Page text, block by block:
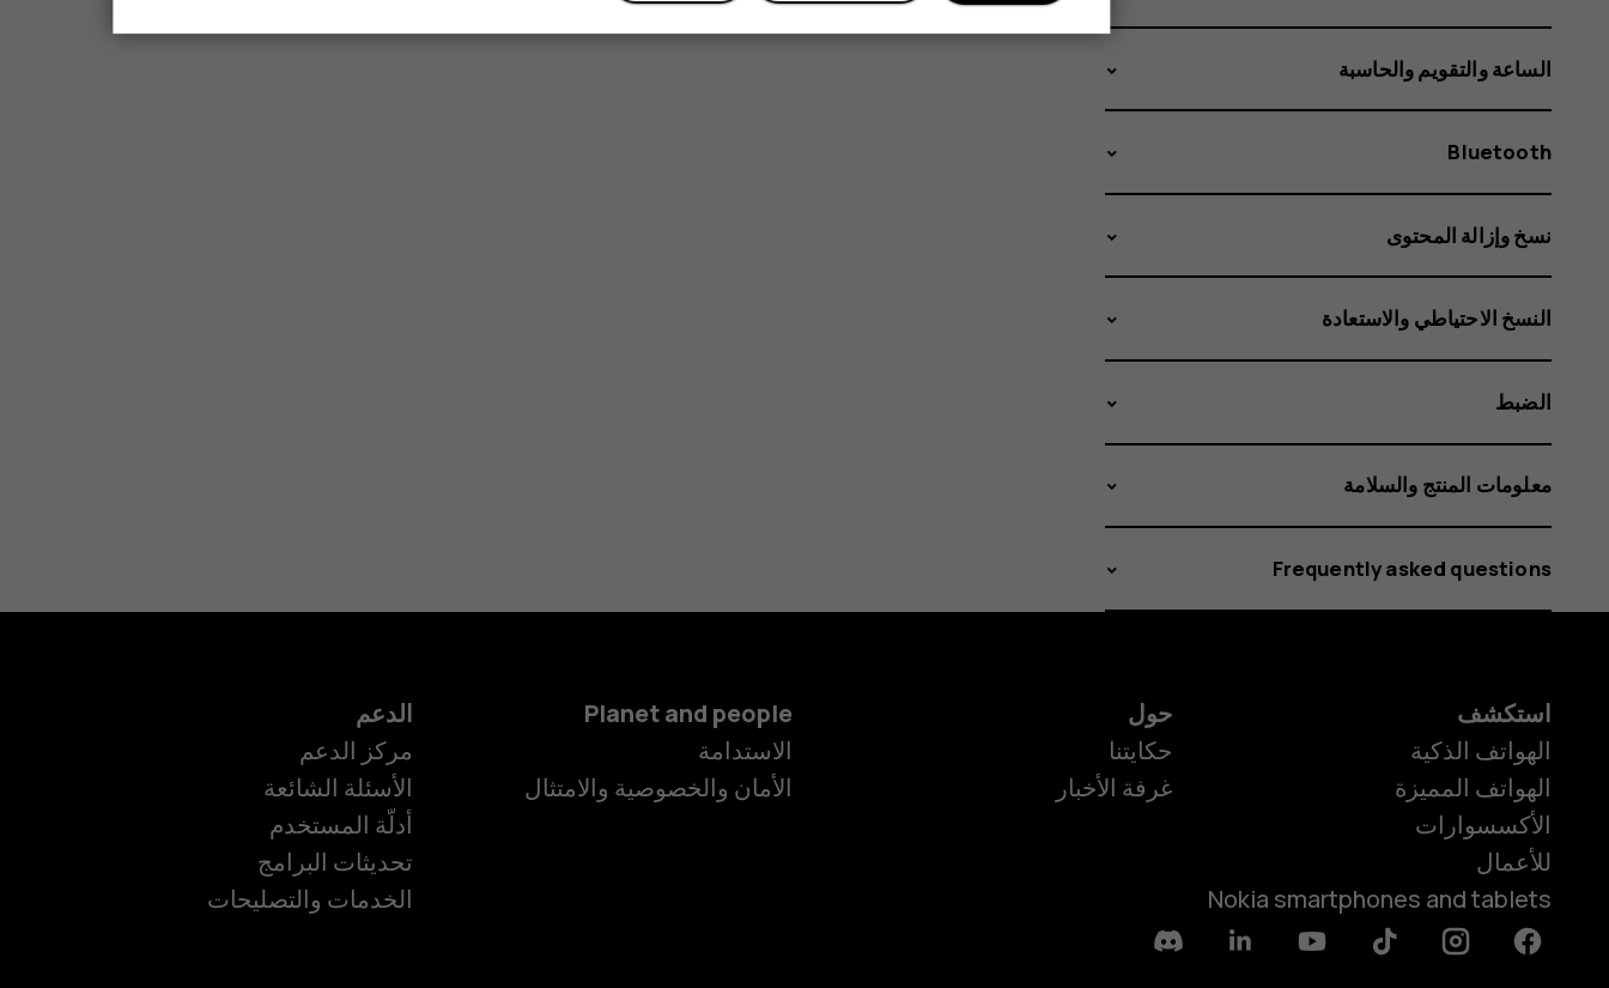
الهواتف الذكية
الساعة والتقويم والحاسبة
Bluetooth
نسخ وإزالة المحتوى
النسخ الاحتياطي والاستعادة
الضبط
معلومات المنتج والسلامة
Frequently asked questions
استكشف
الهواتف الذكية
الهواتف المميزة
الأكسسوارات
للأعمال
Nokia smartphones and tablets
حول
حكايتنا
غرفة الأخبار
Planet and people
الاستدامة
الأمان والخصوصية والامتثال
الدعم
مركز الدعم
الأسئلة الشائعة
أدلّة المستخدم
تحديثات البرامج
الخدمات والتصليحات
Facebook
Instagram
Tiktok
Youtube
Linkedin
Discord